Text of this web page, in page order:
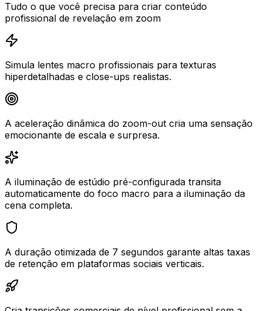
Tudo o que você precisa para criar conteúdo
profissional de revelação em zoom
Simula lentes macro profissionais para texturas
hiperdetalhadas e close-ups realistas.
A aceleração dinâmica do zoom-out cria uma sensação
emocionante de escala e surpresa.
A iluminação de estúdio pré-configurada transita
automaticamente do foco macro para a iluminação da
cena completa.
A duração otimizada de 7 segundos garante altas taxas
de retenção em plataformas sociais verticais.